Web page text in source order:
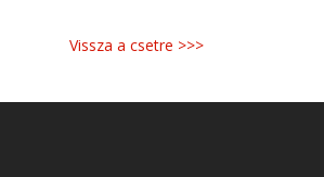
Vissza a csetre >>>